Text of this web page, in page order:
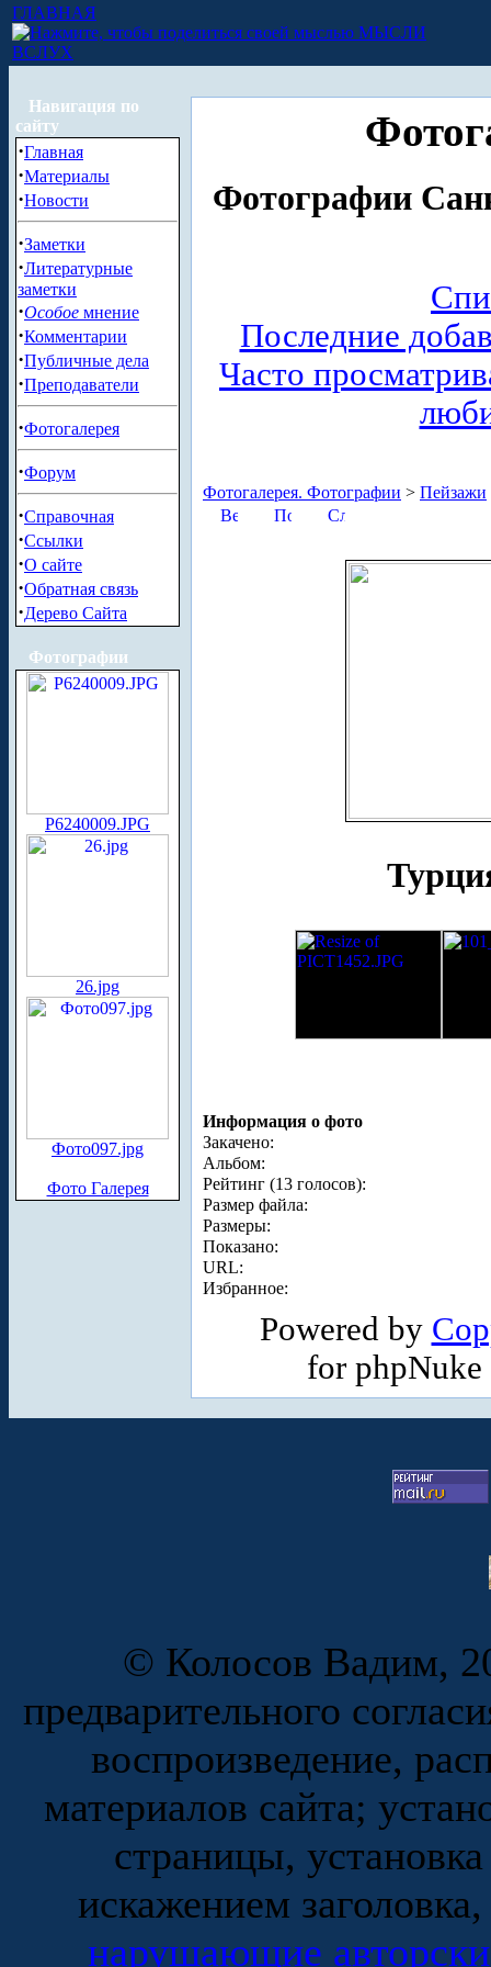
ГЛАВНАЯ
МЫСЛИ
ВСЛУХ
Навигация по
сайту
·Главная
·Материалы
·Новости
·Заметки
·Литературные
заметки
·Особое мнение
·Комментарии
·Публичные дела
·Преподаватели
·Фотогалерея
·Форум
·Справочная
·Ссылки
·О сайте
·Обратная связь
·Дерево Сайта
Фотографии
P6240009.JPG
26.jpg
Фото097.jpg
Фото Галерея
Фотографии
Последние
Часто
Фотогалерея. Фотографии > Пейзажи
Информация о фото
Закачено:
Альбом:
Рейтинг (13 голосов):
Размер файла:
Размеры:
Показано:
URL:
Избранное:
Powered by
for
© Колосов Вадим,
предварительного
воспроизведение,
материалов сайта;
страницы,
искажением
нарушающие